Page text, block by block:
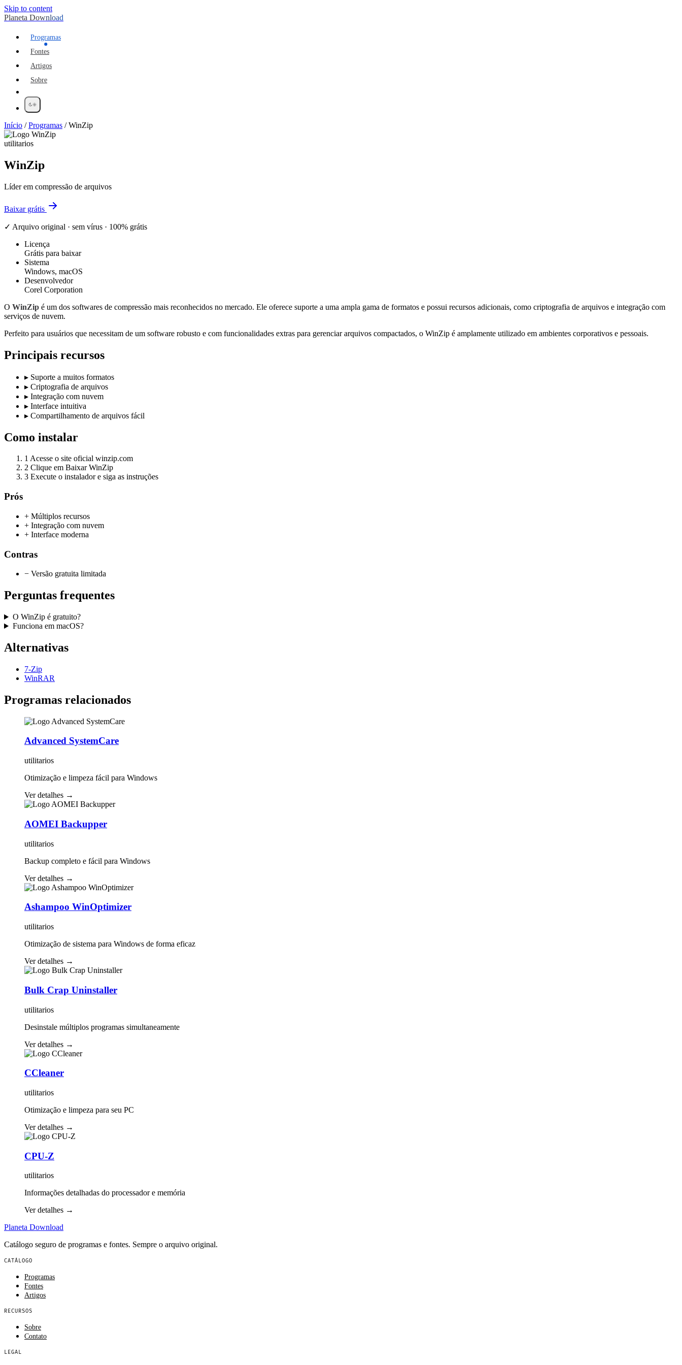
Skip to content
Planeta Download
Programas
Fontes
Artigos
Sobre
Início /Programas /WinZip
utilitarios
WinZip
Líder em compressão de arquivos
Baixar grátis
✓ Arquivo original · sem vírus · 100% grátis
Licença
Grátis para baixar
Sistema
Windows, macOS
Desenvolvedor
Corel Corporation
O WinZip é um dos softwares de compressão mais reconhecidos no mercado. Ele oferece suporte a uma ampla gama de formatos e possui recursos adicionais, como criptografia de arquivos e integração com
serviços de nuvem.
Perfeito para usuários que necessitam de um software robusto e com funcionalidades extras para gerenciar arquivos compactados, o WinZip é amplamente utilizado em ambientes corporativos e pessoais.
Principais recursos
▸ Suporte a muitos formatos
▸ Criptografia de arquivos
▸ Integração com nuvem
▸ Interface intuitiva
▸ Compartilhamento de arquivos fácil
Como instalar
1 Acesse o site oficial winzip.com
2 Clique em Baixar WinZip
3 Execute o instalador e siga as instruções
Prós
+ Múltiplos recursos
+ Integração com nuvem
+ Interface moderna
Contras
− Versão gratuita limitada
Perguntas frequentes
O WinZip é gratuito?
Funciona em macOS?
Alternativas
7-Zip
WinRAR
Programas relacionados
Advanced SystemCare
utilitarios
Otimização e limpeza fácil para Windows
Ver detalhes →
AOMEI Backupper
utilitarios
Backup completo e fácil para Windows
Ver detalhes →
Ashampoo WinOptimizer
utilitarios
Otimização de sistema para Windows de forma eficaz
Ver detalhes →
Bulk Crap Uninstaller
utilitarios
Desinstale múltiplos programas simultaneamente
Ver detalhes →
CCleaner
utilitarios
Otimização e limpeza para seu PC
Ver detalhes →
CPU-Z
utilitarios
Informações detalhadas do processador e memória
Ver detalhes →
Planeta Download
Catálogo seguro de programas e fontes. Sempre o arquivo original.
CATÁLOGO
Programas
Fontes
Artigos
RECURSOS
Sobre
Contato
LEGAL